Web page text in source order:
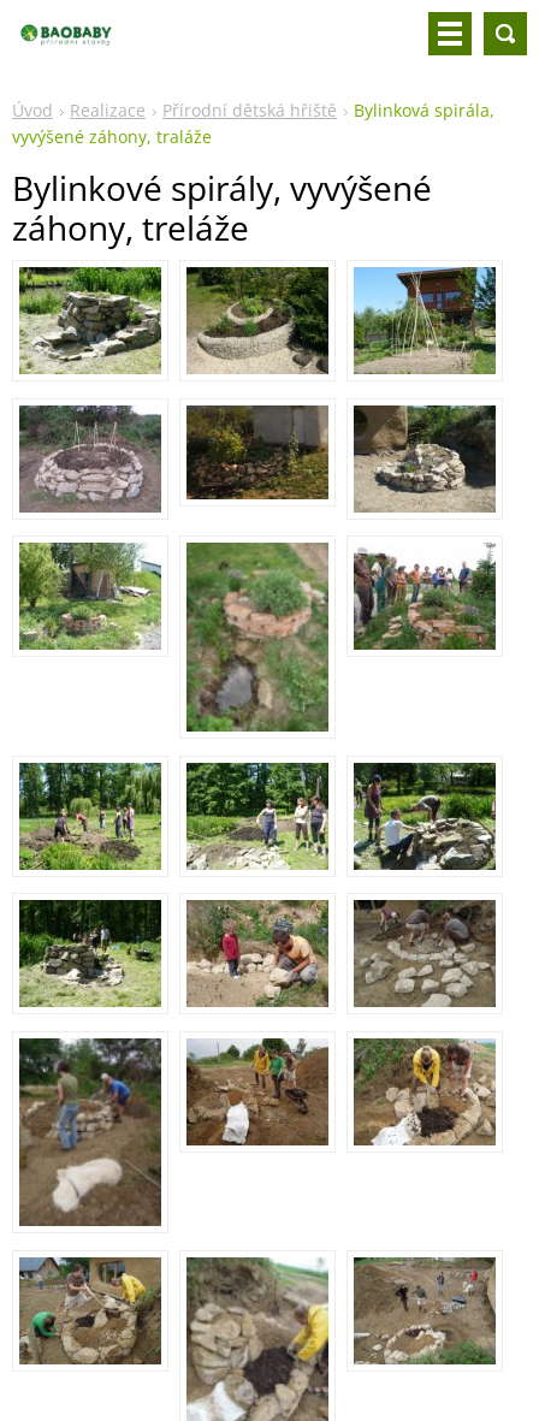
Úvod Realizace Přírodní dětská hřiště
Bylinková spirála,
vyvýšené záhony, traláže
Bylinkové spirály, vyvýšené
záhony, treláže